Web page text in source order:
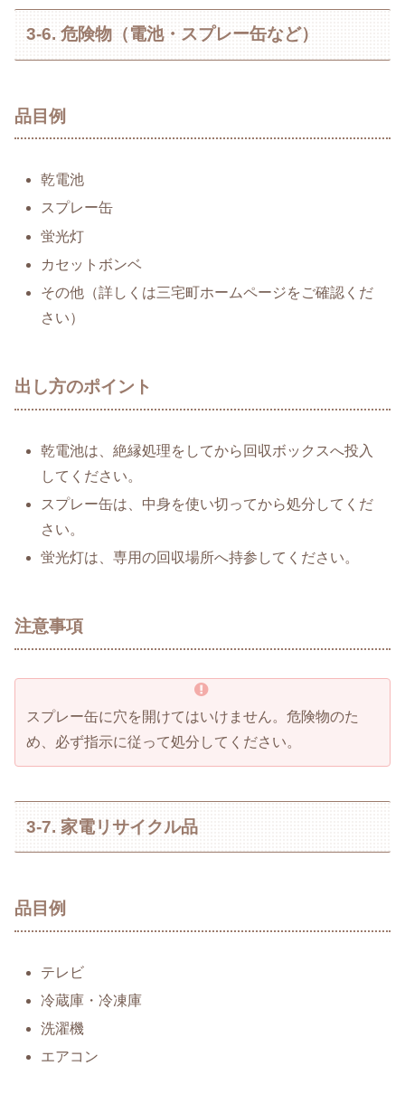
3-6. 危険物（電池・スプレー缶など）
品目例
乾電池
スプレー缶
蛍光灯
カセットボンベ
その他（詳しくは三宅町ホームページをご確認くだ
さい）
出し方のポイント
乾電池は、絶縁処理をしてから回収ボックスへ投入
してください。
スプレー缶は、中身を使い切ってから処分してくだ
さい。
蛍光灯は、専用の回収場所へ持参してください。
注意事項
スプレー缶に穴を開けてはいけません。危険物のた
め、必ず指示に従って処分してください。
3-7. 家電リサイクル品
品目例
テレビ
冷蔵庫・冷凍庫
洗濯機
エアコン